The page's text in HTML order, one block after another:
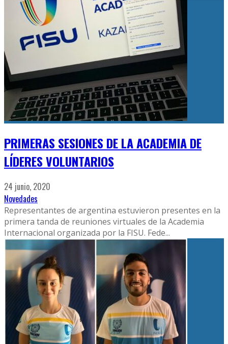
PRIMERAS SESIONES DE LA ACADEMIA DE
LÍDERES VOLUNTARIOS
24 junio, 2020
Novedades
Representantes de argentina estuvieron presentes en la
primera tanda de reuniones virtuales de la Academia
Internacional organizada por la FISU. Fede...